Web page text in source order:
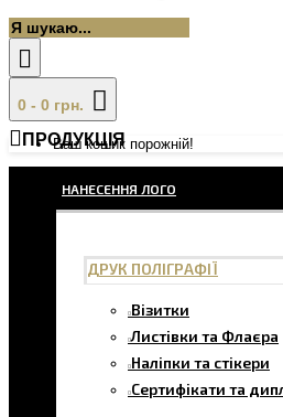
0 - 0 грн.
Ваш кошик порожній!
ПРОДУКЦІЯ
НАНЕСЕННЯ ЛОГО
ДРУК ПОЛІГРАФІЇ
Візитки
Листівки та Флаєра
Наліпки та стікери
Сертифікати та